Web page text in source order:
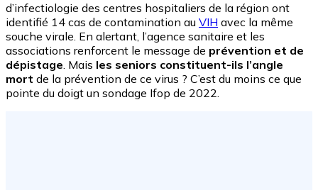
d’infectiologie des centres hospitaliers de la région ont
identifié 14 cas de contamination au VIH avec la même
souche virale. En alertant, l’agence sanitaire et les
associations renforcent le message de prévention et de
dépistage. Mais les seniors constituent-ils l’angle
mort de la prévention de ce virus ? C’est du moins ce que
pointe du doigt un sondage Ifop de 2022.